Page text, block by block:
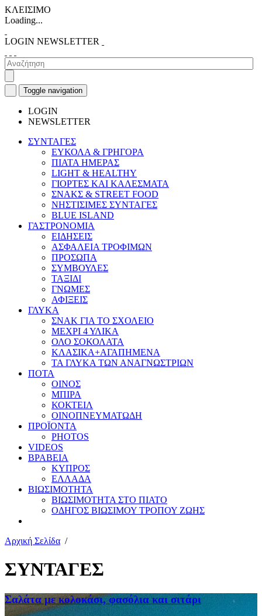
ΚΛΕΙΣΙΜΟ
Loading...
LOGIN NEWSLETTER
Toggle navigation
LOGIN
NEWSLETTER
ΣΥΝΤΑΓΕΣ
ΕΥΚΟΛΑ & ΓΡΗΓΟΡΑ
ΠΙΑΤΑ ΗΜΕΡΑΣ
LIGHT & HEALTHY
ΓΙΟΡΤΕΣ ΚΑΙ ΚΑΛΕΣΜΑΤΑ
ΣΝΑΚΣ & STREET FOOD
ΝΗΣΤΙΣΙΜΕΣ ΣΥΝΤΑΓΕΣ
BLUE ISLAND
ΓΑΣΤΡΟΝΟΜΙΑ
ΕΙΔΗΣΕΙΣ
ΑΣΦΑΛΕΙΑ ΤΡΟΦΙΜΩΝ
ΠΡΟΣΩΠΑ
ΣΥΜΒΟΥΛΕΣ
ΤΑΞΙΔΙ
ΓΝΩΜΕΣ
ΑΦΙΞΕΙΣ
ΓΛΥΚΑ
ΣΝΑΚ ΓΙΑ ΤΟ ΣΧΟΛΕΙΟ
ΜΕΧΡΙ 4 ΥΛΙΚΑ
ΟΛΟ ΣΟΚΟΛΑΤΑ
ΚΛΑΣΙΚΑ+ΑΓΑΠΗΜΕΝΑ
ΤΑ ΓΛΥΚΑ ΤΩΝ ΑΝΑΓΝΩΣΤΡΙΩΝ
ΠΟΤΑ
ΟΙΝΟΣ
ΜΠΙΡΑ
ΚΟΚΤΕΙΛ
ΟΙΝΟΠΝΕΥΜΑΤΩΔΗ
ΠΡΟΪΟΝΤΑ
PHOTOS
VIDEOS
ΒΡΑΒΕΙΑ
ΚΥΠΡΟΣ
ΕΛΛΑΔΑ
ΒΙΩΣΙΜΟΤΗΤΑ
ΒΙΩΣΙΜΟΤΗΤΑ ΣΤΟ ΠΙΑΤΟ
ΟΔΗΓΟΣ ΒΙΩΣΙΜΟΥ ΤΡΟΠΟΥ ΖΩΗΣ
Αρχική Σελίδα /
ΣΥΝΤΑΓΕΣ
Σαλάτα με κολοκάσι, φασόλια και σιτάρι